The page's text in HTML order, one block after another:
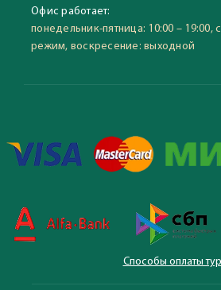
Офис работает:
понедельник-пятница: 10:00 – 19:00,
режим, воскресение: выходной
Способы оплаты